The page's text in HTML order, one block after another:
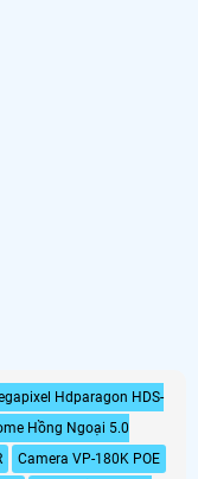
Hdparagon HDS-
Hồng Ngoại 5.0
Camera VP-180K POE